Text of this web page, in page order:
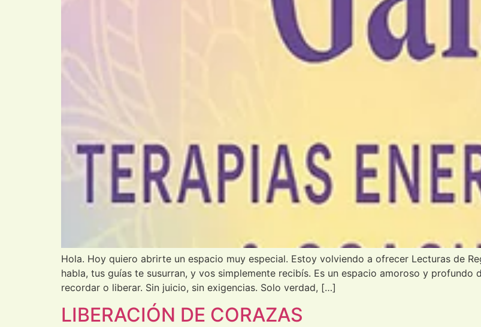
Hola. Hoy quiero abrirte un espacio muy especial. Estoy volviendo a ofrecer Lecturas de
habla, tus guías te susurran, y vos simplemente recibís. Es un espacio amoroso y
recordar o liberar. Sin juicio, sin exigencias. Solo verdad, […]
LIBERACIÓN DE CORAZAS